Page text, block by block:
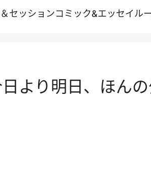
セッションコミック&エッセイル
より明日、ほん